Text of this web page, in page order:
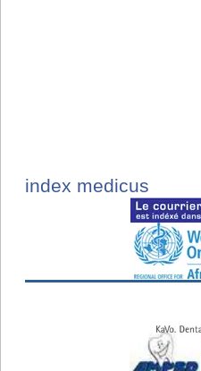
index medicus